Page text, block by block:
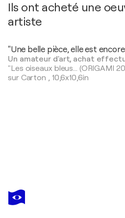
Ils ont acheté une
artiste
"Une belle pièce, elle est
Un amateur d'art, achat
"Les oiseaux bleus... (ORIGAMI
sur Carton , 10,6x10,6in
OLIVIER
MESSAS